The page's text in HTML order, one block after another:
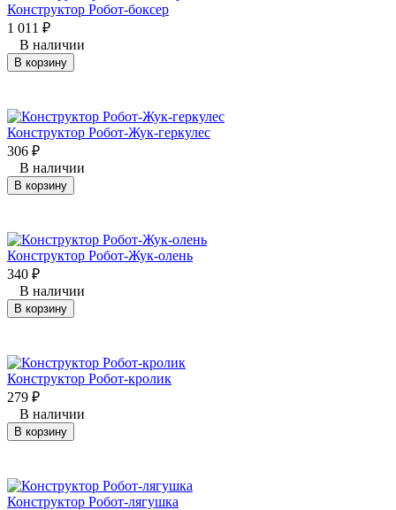
Конструктор Робот-боксер
1 011 ₽
В наличии
В корзину
Конструктор Робот-Жук-геркулес
306 ₽
В наличии
В корзину
Конструктор Робот-Жук-олень
340 ₽
В наличии
В корзину
Конструктор Робот-кролик
279 ₽
В наличии
В корзину
Конструктор Робот-лягушка